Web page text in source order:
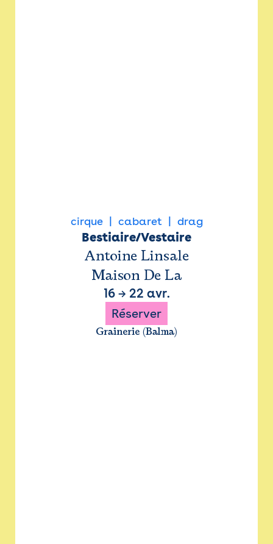
cirque cabaret drag
Bestiaire/Vestaire
Antoine Linsale
Maison De La
16→ 22 avr.
Réserver
Grainerie (Balma)